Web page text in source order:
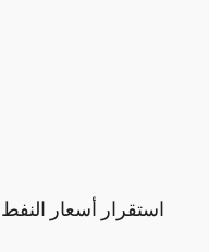
استقرار أسعار